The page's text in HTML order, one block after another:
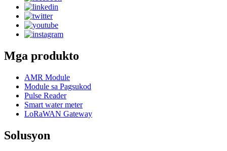
Mga produkto
AMR Module
Module sa Pagsukod
Pulse Reader
Smart water meter
LoRaWAN Gateway
Solusyon